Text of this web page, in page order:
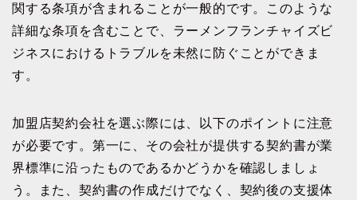
関する条項が含まれることが一般的です。このような
詳細な条項を含むことで、ラーメンフランチャイズビ
ジネスにおけるトラブルを未然に防ぐことができま
す。
加盟店契約会社を選ぶ際には、以下のポイントに注意
が必要です。第一に、その会社が提供する契約書が業
界標準に沿ったものであるかどうかを確認しましょ
う。また、契約書の作成だけでなく、契約後の支援体